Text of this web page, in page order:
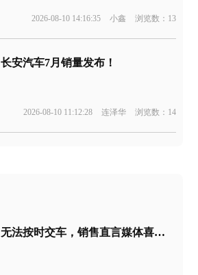
2026-08-10 14:16:35 小鑫 浏览数：13
长安汽车7月销量发布！
2026-08-10 11:12:28 连泽华 浏览数：14
无法按时交车，销售直言媒体喜欢“蹭特斯拉热度”